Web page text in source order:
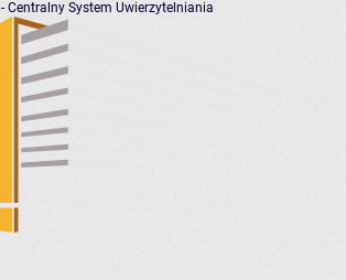
- Centralny System Uwierzytelniania